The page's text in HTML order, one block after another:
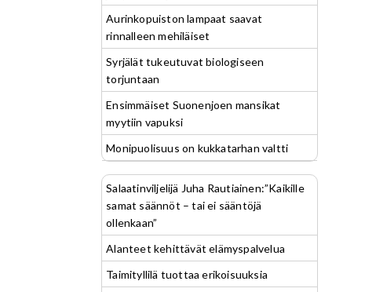
Aurinkopuiston lampaat saavat
rinnalleen mehiläiset
Syrjälät tukeutuvat biologiseen
torjuntaan
Ensimmäiset Suonenjoen mansikat
myytiin vapuksi
Monipuolisuus on kukkatarhan valtti
Salaatinviljelijä Juha Rautiainen:”Kaikille
samat säännöt – tai ei sääntöjä
ollenkaan”
Alanteet kehittävät elämyspalvelua
Taimityllilä tuottaa erikoisuuksia